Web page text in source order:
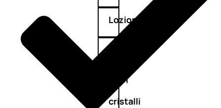
Lozioni
Sieri
e
cristalli